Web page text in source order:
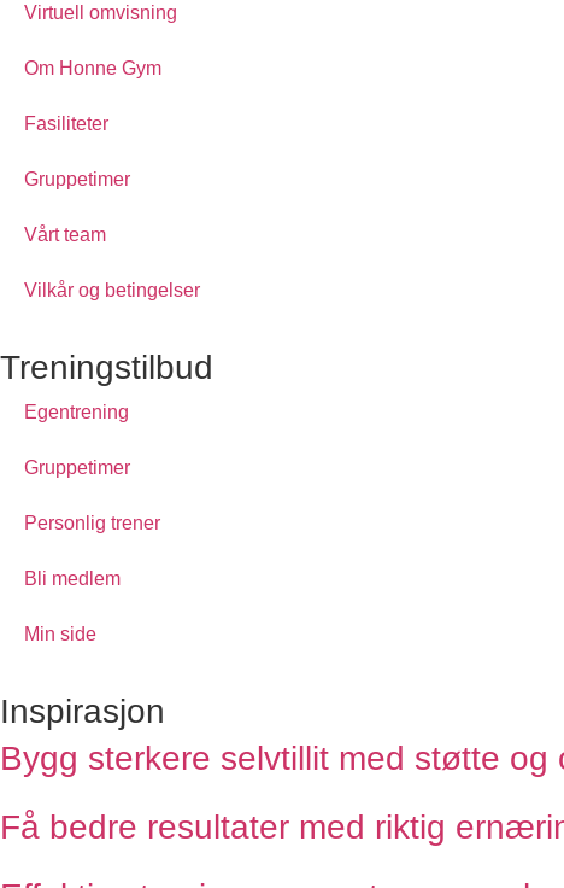
Virtuell omvisning
Om Honne Gym
Fasiliteter
Gruppetimer
Vårt team
Vilkår og betingelser
Treningstilbud
Egentrening
Gruppetimer
Personlig trener
Bli medlem
Min side
Inspirasjon
Bygg sterkere selvtillit med støtte
Få bedre resultater med riktig